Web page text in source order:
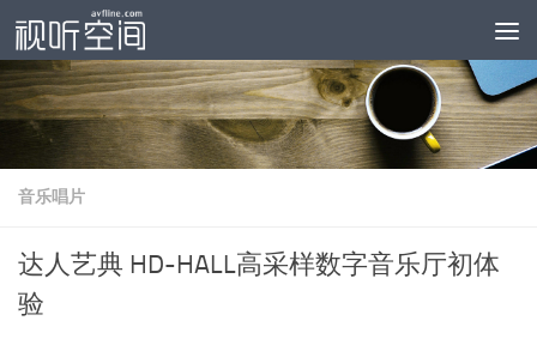
跳至内容
音乐唱片
达人艺典 HD-HALL高采样数字音乐厅初体
验